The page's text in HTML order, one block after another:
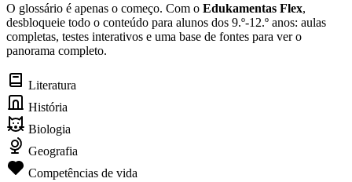
O glossário é apenas o começo. Com o Edukamentas Flex,
desbloqueie todo o conteúdo para alunos dos 9.º-12.º anos: aulas
completas, testes interativos e uma base de fontes para ver o
panorama completo.
Literatura
História
Biologia
Geografia
Competências de vida